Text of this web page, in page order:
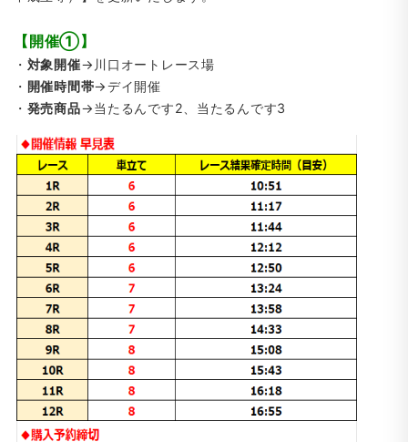
【開催①】
・ 対象開催→川口オートレース場
・ 開催時間帯→デイ開催
・ 発売商品→当たるんです2、当たるんです3